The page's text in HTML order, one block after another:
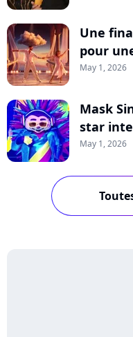
Une
pour
May 1, 2026
Mask
star
May 1, 2026